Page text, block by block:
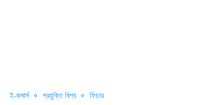
ই-কমার্স প্রযুক্তি বিশ্ব ফিচার